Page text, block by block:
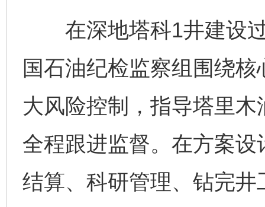
在深地塔科1井建设过
国石油纪检监察组围绕
大风险控制，指导塔里
全程跟进监督。在方案
结算、科研管理、钻完井